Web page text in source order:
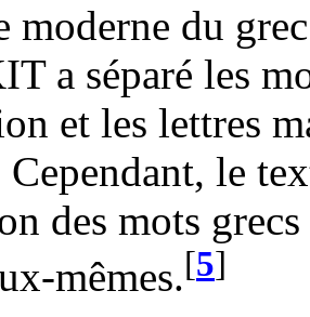
moderne du
a séparé les
et les lettres
le
des mots
mêmes.[5]